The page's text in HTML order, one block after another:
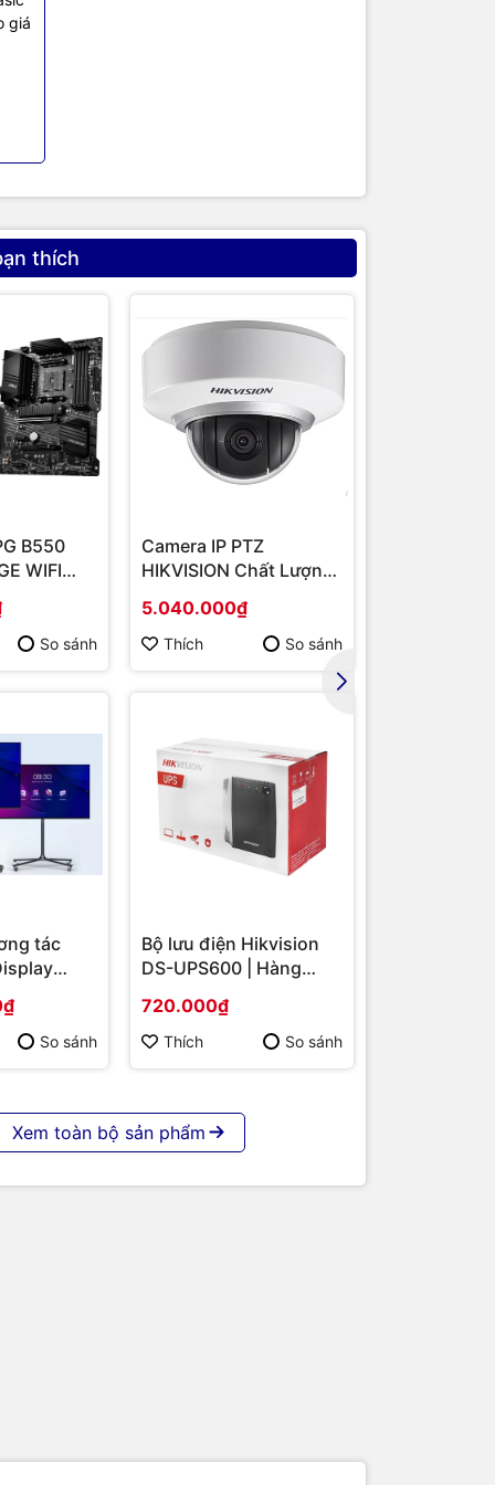
giá
thích
B550
WIFI
So sánh
Camera IP PTZ
HIKVISION Chất Lượng
5.040.000₫
Thích So sánh
tác
| Cấu
| HàngSo sánh
Bộ lưu điện Hikvision
DS-UPS600 | Hàng
720.000₫
Thích So sánh
Xem toàn bộ sản phẩm
tôi
bị
như
nhu cầu